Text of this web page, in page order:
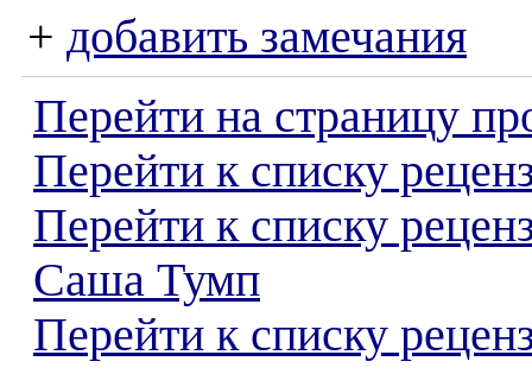
+ добавить замечания
Перейти на страницу
Перейти к списку
Перейти к списку
Саша Тумп
Перейти к списку